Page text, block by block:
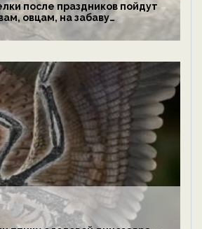
после праздников пойдут
овцам, на забаву
и леопардам — новости